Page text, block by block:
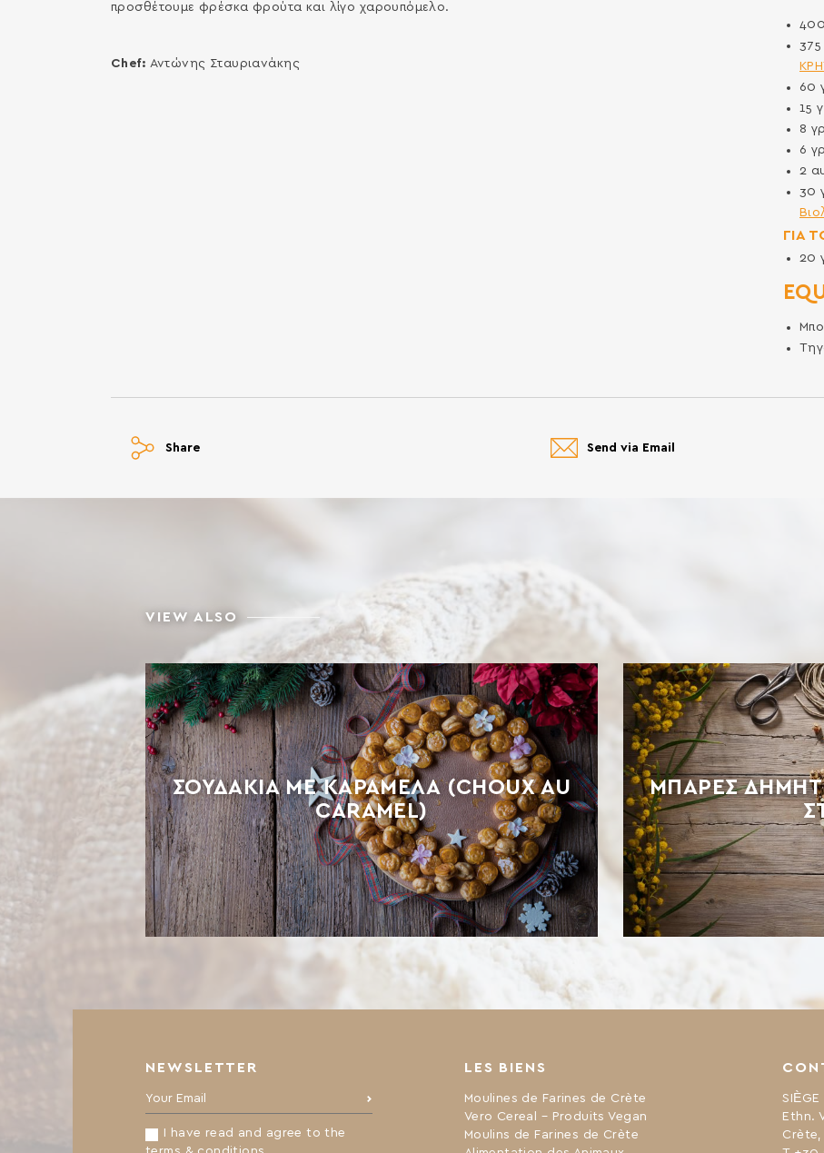
προσθέτουμε φρέσκα φρούτα και λίγο χαρουπόμελο.
Chef: Αντώνης Σταυριανάκης
400
375
60
15
8
6
2
30
ΓΙΑ
20
Share Send via Email
VIEW ALSO
ΣΟΥΔΆΚΙΑ ΜΕ ΚΑΡΑΜΈΛΑ (CHOUX AU
CARAMEL)
ΜΠΆΡΕΣ
NEWSLETTER
Your Email:
I have read and agree to the
LES BIENS
Moulines de Farines de Crète
Vero Cereal – Produits Vegan
Moulins de Farines de Crète
SIÈGE
Ethn.
Crète,